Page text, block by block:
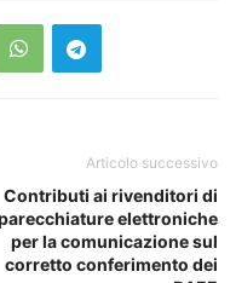
Articolo successivo
Contributi ai rivenditori di
elettroniche
per la comunicazione sul
corretto conferimento dei